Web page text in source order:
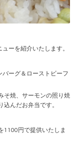
ーを紹介いたします。
ーグ＆ローストビーフ
そ焼、サーモンの照り焼
んだお弁当です。
1100円で提供いたしま